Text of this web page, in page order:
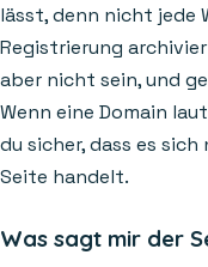
lässt, denn nicht jede
Registrierung
aber nicht sein, und
Wenn eine Domain
du sicher, dass es
Seite handelt.
Was sagt mir der